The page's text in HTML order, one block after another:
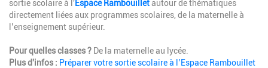
sortie scolaire à l'Espace Rambouilletautour de thématiques
directement liées aux programmes scolaires, de la maternelle à
l’enseignement supérieur.
Pour quelles classes ? De la maternelle au lycée.
Plus d'infos : Préparer votre sortie scolaire à l’Espace Rambouillet